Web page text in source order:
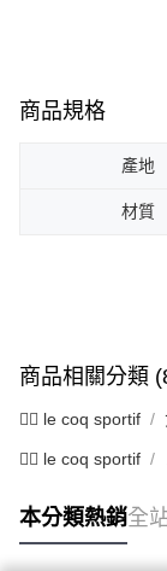
商品規格
產地
材質
商品相關分類
🚴‍♂️ le coq sportif
🚴‍♂️ le coq sportif
本分類熱銷全